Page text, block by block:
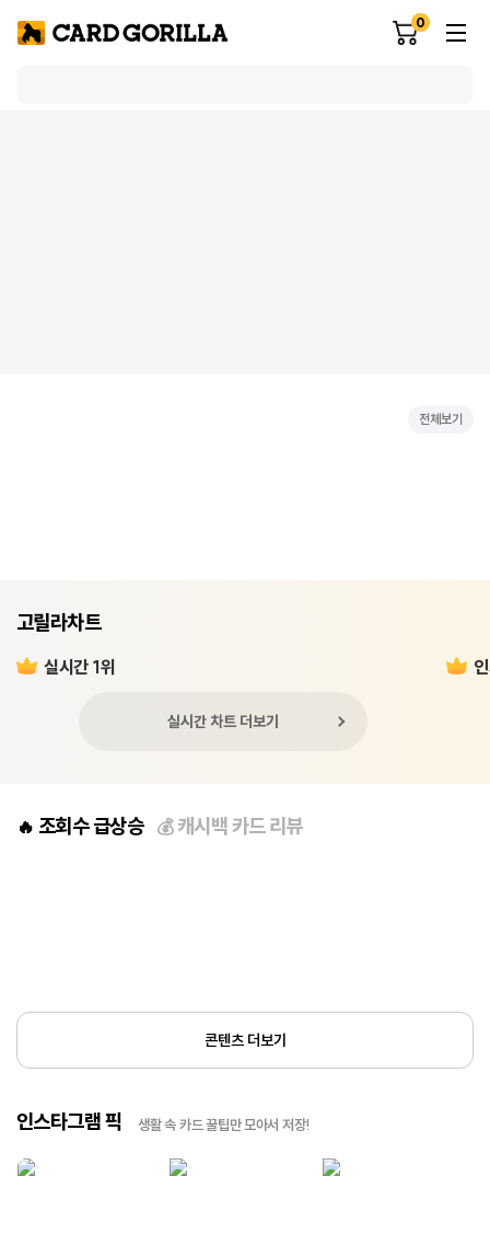
0
전체보기
고릴라차트
실시간 1위
실시간 차트 더보기
🔥 조회수 급상승 💰캐시백 카드 리뷰
콘텐츠 더보기
인스타그램 픽 생활 속 카드 꿀팁만 모아서 저장!